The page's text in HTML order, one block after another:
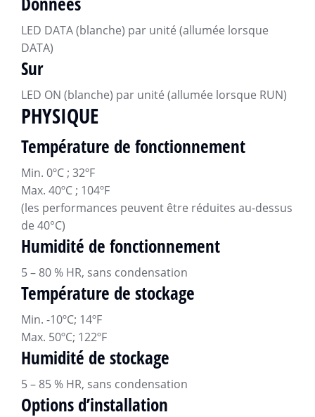
LED DATA (blanche) par unité (allumée lorsque
DATA)
Sur
LED ON (blanche) par unité (allumée lorsque RUN)
PHYSIQUE
Température de fonctionnement
Min. 0ºC ; 32ºF
Max. 40ºC ; 104ºF
(les performances peuvent être réduites au-dessus
de 40°C)
Humidité de fonctionnement
5 – 80 % HR, sans condensation
Température de stockage
Min. -10ºC; 14ºF
Max. 50ºC; 122ºF
Humidité de stockage
5 – 85 % HR, sans condensation
Options d’installation